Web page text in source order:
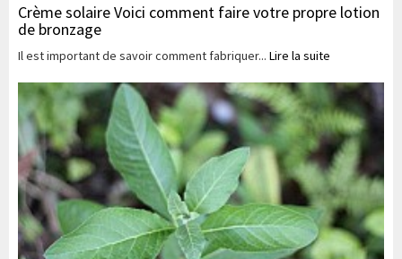
Crème solaire Voici comment faire votre propre lotion
de bronzage
Il est important de savoir comment fabriquer... Lire la suite